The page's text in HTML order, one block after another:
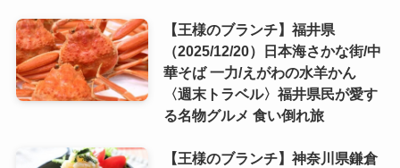
【王様のブランチ】福井県
（2025/12/20）日本海さかな街/中
華そば 一力/えがわの水羊かん
〈週末トラベル〉福井県民が愛す
る名物グルメ 食い倒れ旅
【王様のブランチ】神奈川県鎌倉